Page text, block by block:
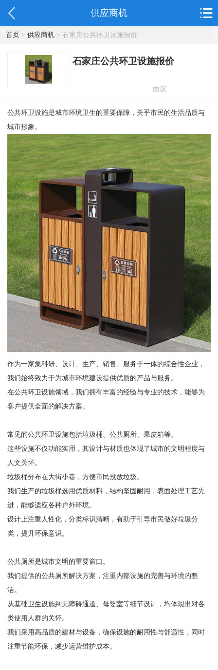
供应商机
首页> 供应商机> 石家庄公共环卫设施报价
石家庄公共环卫设施报价
面议
公共环卫设施是城市环境卫生的重要保障，关乎市民的生活品质与
城市形象。
作为一家集科研、设计、生产、销售、服务于一体的综合性企业，
我们始终致力于为城市环境建设提供优质的产品与服务。
在公共环卫设施领域，我们拥有丰富的经验与专业的技术，能够为
客户提供全面的解决方案。
常见的公共环卫设施包括垃圾桶、公共厕所、果皮箱等。
这些设施不仅功能实用，其设计与材质也体现了城市的文明程度与
人文关怀。
垃圾桶分布在大街小巷，方便市民投放垃圾。
我们生产的垃圾桶选用优质材料，结构坚固耐用，表面处理工艺先
进，能够适应各种户外环境。
设计上注重人性化，分类标识清晰，有助于引导市民做好垃圾分
类，提升环保意识。
公共厕所是城市文明的重要窗口。
我们提供的公共厕所解决方案，注重内部设施的完善与环境的整
洁。
从基础卫生设施到无障碍通道、母婴室等细节设计，均体现出对各
类使用人群的关怀。
我们采用高品质的建材与设备，确保设施的耐用性与舒适性，同时
注重节能环保，减少运营维护成本。